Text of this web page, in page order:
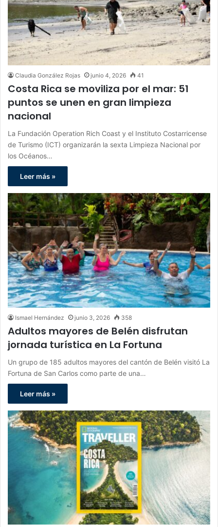
Claudia González Rojas junio 4, 2026 41
Costa Rica se moviliza por el mar: 51
puntos se unen en gran limpieza
nacional
La Fundación Operation Rich Coast y el Instituto Costarricense
de Turismo (ICT) organizarán la sexta Limpieza Nacional por
los Océanos…
Leer más »
Ismael Hernández junio 3, 2026 358
Adultos mayores de Belén disfrutan
jornada turística en La Fortuna
Un grupo de 185 adultos mayores del cantón de Belén visitó La
Fortuna de San Carlos como parte de una…
Leer más »